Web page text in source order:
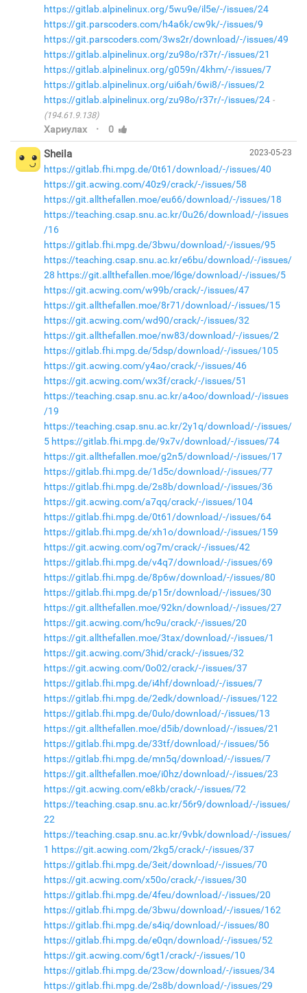
https://gitlab.alpinelinux.org/5wu9e/il5e/-/issues/24
https://git.parscoders.com/h4a6k/cw9k/-/issues/9
https://git.parscoders.com/3ws2r/download/-/issues/49
https://gitlab.alpinelinux.org/zu98o/r37r/-/issues/21
https://gitlab.alpinelinux.org/g059n/4khm/-/issues/7
https://gitlab.alpinelinux.org/ui6ah/6wi8/-/issues/2
https://gitlab.alpinelinux.org/zu98o/r37r/-/issues/24
(194.61.9.138)
Хариулах · 0
2023-05-23
Sheila
https://gitlab.fhi.mpg.de/0t61/download/-/issues/40
https://git.acwing.com/40z9/crack/-/issues/58
https://git.allthefallen.moe/eu66/download/-/issues/18
https://teaching.csap.snu.ac.kr/0u26/download/-/issues
/16
https://gitlab.fhi.mpg.de/3bwu/download/-/issues/95
https://teaching.csap.snu.ac.kr/e6bu/download/-/issues/
28 https://git.allthefallen.moe/l6ge/download/-/issues/5
https://git.acwing.com/w99b/crack/-/issues/47
https://git.allthefallen.moe/8r71/download/-/issues/15
https://git.acwing.com/wd90/crack/-/issues/32
https://git.allthefallen.moe/nw83/download/-/issues/2
https://gitlab.fhi.mpg.de/5dsp/download/-/issues/105
https://git.acwing.com/y4ao/crack/-/issues/46
https://git.acwing.com/wx3f/crack/-/issues/51
https://teaching.csap.snu.ac.kr/a4oo/download/-/issues
/19
https://teaching.csap.snu.ac.kr/2y1q/download/-/issues/
5 https://gitlab.fhi.mpg.de/9x7v/download/-/issues/74
https://git.allthefallen.moe/g2n5/download/-/issues/17
https://gitlab.fhi.mpg.de/1d5c/download/-/issues/77
https://gitlab.fhi.mpg.de/2s8b/download/-/issues/36
https://git.acwing.com/a7qq/crack/-/issues/104
https://gitlab.fhi.mpg.de/0t61/download/-/issues/64
https://gitlab.fhi.mpg.de/xh1o/download/-/issues/159
https://git.acwing.com/og7m/crack/-/issues/42
https://gitlab.fhi.mpg.de/v4q7/download/-/issues/69
https://gitlab.fhi.mpg.de/8p6w/download/-/issues/80
https://gitlab.fhi.mpg.de/p15r/download/-/issues/30
https://git.allthefallen.moe/92kn/download/-/issues/27
https://git.acwing.com/hc9u/crack/-/issues/20
https://git.allthefallen.moe/3tax/download/-/issues/1
https://git.acwing.com/3hid/crack/-/issues/32
https://git.acwing.com/0o02/crack/-/issues/37
https://gitlab.fhi.mpg.de/i4hf/download/-/issues/7
https://gitlab.fhi.mpg.de/2edk/download/-/issues/122
https://gitlab.fhi.mpg.de/0ulo/download/-/issues/13
https://git.allthefallen.moe/d5ib/download/-/issues/21
https://gitlab.fhi.mpg.de/33tf/download/-/issues/56
https://gitlab.fhi.mpg.de/mn5q/download/-/issues/7
https://git.allthefallen.moe/i0hz/download/-/issues/23
https://git.acwing.com/e8kb/crack/-/issues/72
https://teaching.csap.snu.ac.kr/56r9/download/-/issues/
22
https://teaching.csap.snu.ac.kr/9vbk/download/-/issues/
1 https://git.acwing.com/2kg5/crack/-/issues/37
https://gitlab.fhi.mpg.de/3eit/download/-/issues/70
https://git.acwing.com/x50o/crack/-/issues/30
https://gitlab.fhi.mpg.de/4feu/download/-/issues/20
https://gitlab.fhi.mpg.de/3bwu/download/-/issues/162
https://gitlab.fhi.mpg.de/s4iq/download/-/issues/80
https://gitlab.fhi.mpg.de/e0qn/download/-/issues/52
https://git.acwing.com/6gt1/crack/-/issues/10
https://gitlab.fhi.mpg.de/23cw/download/-/issues/34
https://gitlab.fhi.mpg.de/2s8b/download/-/issues/29